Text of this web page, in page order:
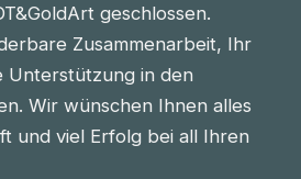
geschlossen.
Zusammenarbeit, Ihr
Unterstützung in den
Wir wünschen Ihnen alles
und viel Erfolg bei all Ihren